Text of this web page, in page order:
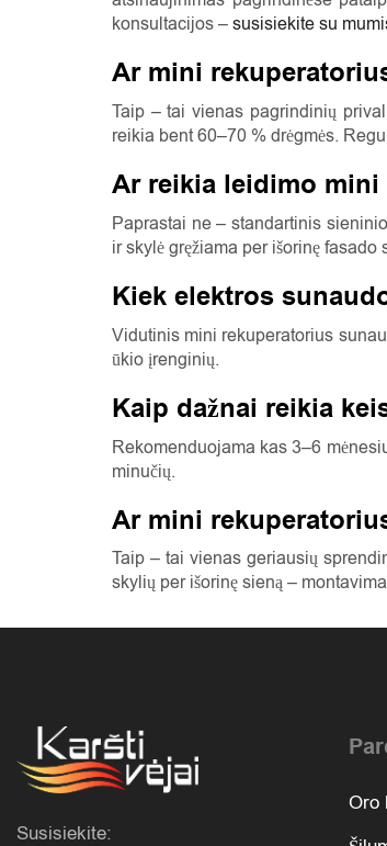
konsultacijos –susisiekite su
Ar mini
Taip – tai vienas pagrindinių
reikia bent 60–70 % drėgmės.
Ar reikia leidimo
Paprastai ne – standartinis
ir skylė gręžiama per išorinę
Kiek elektros
Vidutinis mini rekuperatorius
ūkio įrenginių.
Kaip dažnai reikia
Rekomenduojama kas 3–6
minučių.
Ar mini
Taip – tai vienas geriausių
skylių per išorinę sieną –
Susisiekite:
Oro